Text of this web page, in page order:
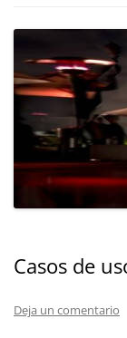
Casos de
Deja un comentario